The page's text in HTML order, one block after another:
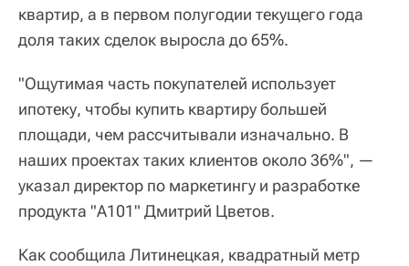
квартир, а в первом полугодии текущего года
доля таких сделок выросла до 65%.
"Ощутимая часть покупателей использует
ипотеку, чтобы купить квартиру большей
площади, чем рассчитывали изначально. В
наших проектах таких клиентов около 36%", —
указал директор по маркетингу и разработке
продукта "А101" Дмитрий Цветов.
Как сообщила Литинецкая, квадратный метр